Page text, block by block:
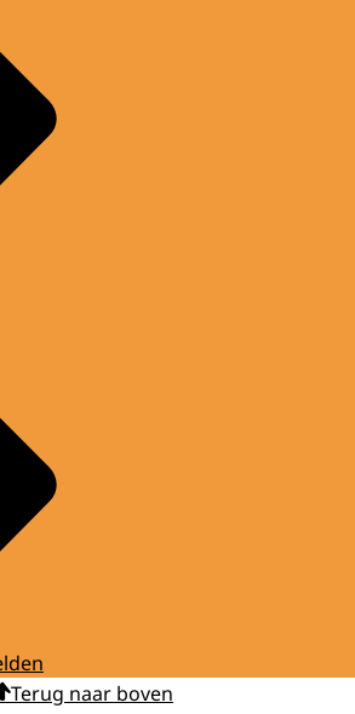
Terug naar boven